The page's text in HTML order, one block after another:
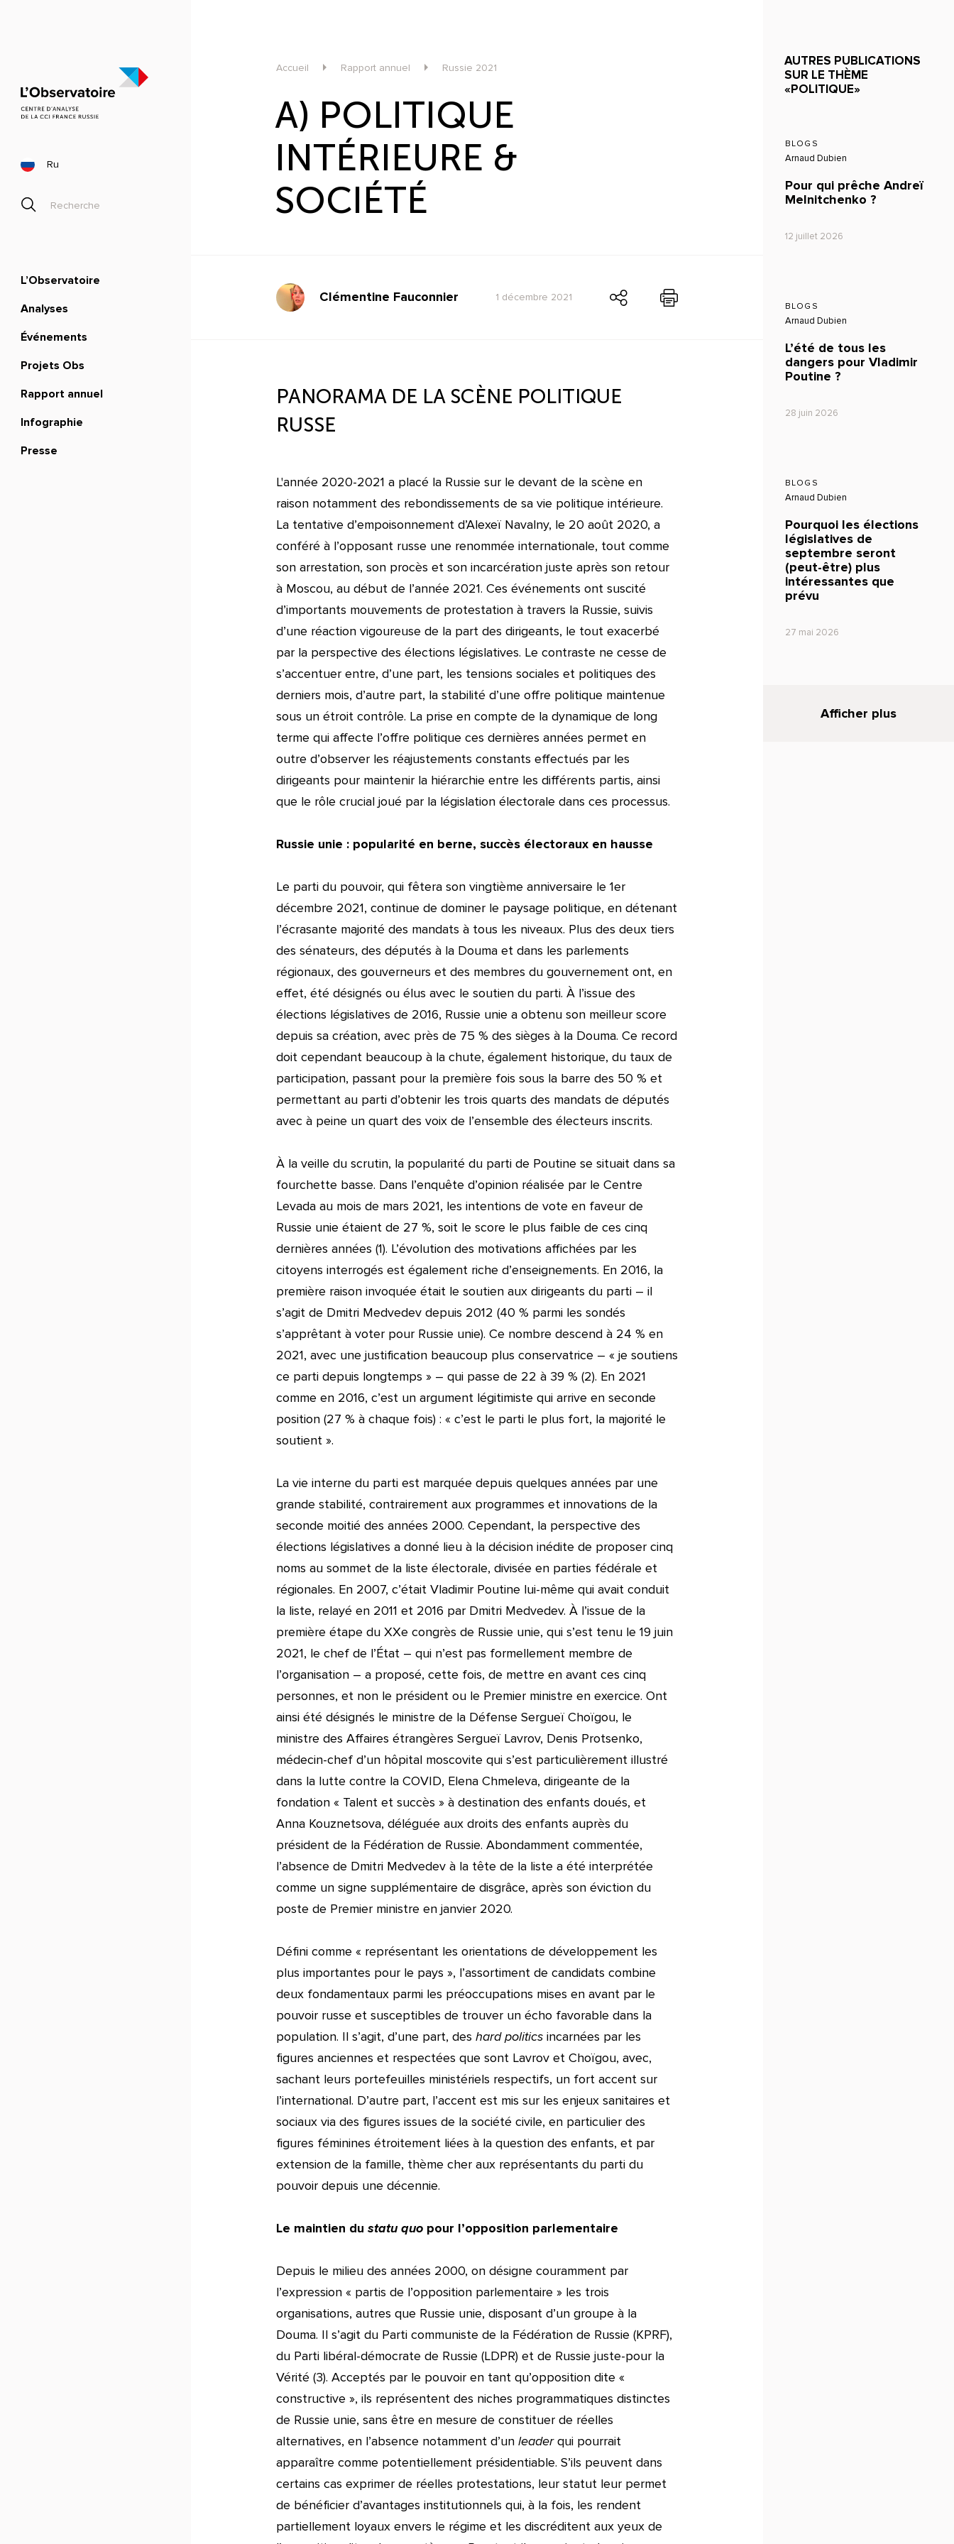
Ru
L’Observatoire
Analyses
Événements
Projets Obs
Rapport annuel
Infographie
Presse
Accueil Rapport annuel Russie 2021
A) POLITIQUE
INTÉRIEURE &
SOCIÉTÉ
Clémentine Fauconnier 1 décembre 2021
PANORAMA DE LA SCÈNE POLITIQUE
RUSSE
L'année 2020-2021 a placé la Russie sur le devant de la scène en
raison notamment des rebondissements de sa vie politique intérieure.
La tentative d’empoisonnement d’Alexeï Navalny, le 20 août 2020, a
conféré à l’opposant russe une renommée internationale, tout comme
son arrestation, son procès et son incarcération juste après son retour
à Moscou, au début de l’année 2021. Ces événements ont suscité
d’importants mouvements de protestation à travers la Russie, suivis
d’une réaction vigoureuse de la part des dirigeants, le tout exacerbé
par la perspective des élections législatives. Le contraste ne cesse de
s’accentuer entre, d’une part, les tensions sociales et politiques des
derniers mois, d’autre part, la stabilité d’une offre politique maintenue
sous un étroit contrôle. La prise en compte de la dynamique de long
terme qui affecte l’offre politique ces dernières années permet en
outre d’observer les réajustements constants effectués par les
dirigeants pour maintenir la hiérarchie entre les différents partis, ainsi
que le rôle crucial joué par la législation électorale dans ces processus.
Russie unie : popularité en berne, succès électoraux en hausse
Le parti du pouvoir, qui fêtera son vingtième anniversaire le 1er
décembre 2021, continue de dominer le paysage politique, en détenant
l’écrasante majorité des mandats à tous les niveaux. Plus des deux tiers
des sénateurs, des députés à la Douma et dans les parlements
régionaux, des gouverneurs et des membres du gouvernement ont, en
effet, été désignés ou élus avec le soutien du parti. À l’issue des
élections législatives de 2016, Russie unie a obtenu son meilleur score
depuis sa création, avec près de 75 % des sièges à la Douma. Ce record
doit cependant beaucoup à la chute, également historique, du taux de
participation, passant pour la première fois sous la barre des 50 % et
permettant au parti d’obtenir les trois quarts des mandats de députés
avec à peine un quart des voix de l’ensemble des électeurs inscrits.
À la veille du scrutin, la popularité du parti de Poutine se situait dans sa
fourchette basse. Dans l’enquête d’opinion réalisée par le Centre
Levada au mois de mars 2021, les intentions de vote en faveur de
Russie unie étaient de 27 %, soit le score le plus faible de ces cinq
dernières années (1). L’évolution des motivations affichées par les
citoyens interrogés est également riche d’enseignements. En 2016, la
première raison invoquée était le soutien aux dirigeants du parti – il
s’agit de Dmitri Medvedev depuis 2012 (40 % parmi les sondés
s’apprêtant à voter pour Russie unie). Ce nombre descend à 24 % en
2021, avec une justification beaucoup plus conservatrice – « je soutiens
ce parti depuis longtemps » – qui passe de 22 à 39 % (2). En 2021
comme en 2016, c’est un argument légitimiste qui arrive en seconde
position (27 % à chaque fois) : « c’est le parti le plus fort, la majorité le
soutient ».
La vie interne du parti est marquée depuis quelques années par une
grande stabilité, contrairement aux programmes et innovations de la
seconde moitié des années 2000. Cependant, la perspective des
élections législatives a donné lieu à la décision inédite de proposer cinq
noms au sommet de la liste électorale, divisée en parties fédérale et
régionales. En 2007, c’était Vladimir Poutine lui-même qui avait conduit
la liste, relayé en 2011 et 2016 par Dmitri Medvedev. À l’issue de la
première étape du XXe congrès de Russie unie, qui s’est tenu le 19 juin
2021, le chef de l’État – qui n’est pas formellement membre de
l’organisation – a proposé, cette fois, de mettre en avant ces cinq
personnes, et non le président ou le Premier ministre en exercice. Ont
ainsi été désignés le ministre de la Défense Sergueï Choïgou, le
ministre des Affaires étrangères Sergueï Lavrov, Denis Protsenko,
médecin-chef d’un hôpital moscovite qui s’est particulièrement illustré
dans la lutte contre la COVID, Elena Chmeleva, dirigeante de la
fondation « Talent et succès » à destination des enfants doués, et
Anna Kouznetsova, déléguée aux droits des enfants auprès du
président de la Fédération de Russie. Abondamment commentée,
l’absence de Dmitri Medvedev à la tête de la liste a été interprétée
comme un signe supplémentaire de disgrâce, après son éviction du
poste de Premier ministre en janvier 2020.
Défini comme « représentant les orientations de développement les
plus importantes pour le pays », l’assortiment de candidats combine
deux fondamentaux parmi les préoccupations mises en avant par le
pouvoir russe et susceptibles de trouver un écho favorable dans la
population. Il s’agit, d’une part, des hard politicsincarnées par les
figures anciennes et respectées que sont Lavrov et Choïgou, avec,
sachant leurs portefeuilles ministériels respectifs, un fort accent sur
l’international. D’autre part, l’accent est mis sur les enjeux sanitaires et
sociaux via des figures issues de la société civile, en particulier des
figures féminines étroitement liées à la question des enfants, et par
extension de la famille, thème cher aux représentants du parti du
pouvoir depuis une décennie.
Le maintien du statu quopour l’opposition parlementaire
Depuis le milieu des années 2000, on désigne couramment par
l’expression « partis de l’opposition parlementaire » les trois
organisations, autres que Russie unie, disposant d’un groupe à la
Douma. Il s’agit du Parti communiste de la Fédération de Russie (KPRF),
du Parti libéral-démocrate de Russie (LDPR) et de Russie juste-pour la
Vérité (3). Acceptés par le pouvoir en tant qu’opposition dite «
constructive », ils représentent des niches programmatiques distinctes
de Russie unie, sans être en mesure de constituer de réelles
alternatives, en l’absence notamment d’un leaderqui pourrait
apparaître comme potentiellement présidentiable. S’ils peuvent dans
certains cas exprimer de réelles protestations, leur statut leur permet
de bénéficier d’avantages institutionnels qui, à la fois, les rendent
partiellement loyaux envers le régime et les discréditent aux yeux de
AUTRES PUBLICATIONS
SUR LE THÈME
«POLITIQUE»
BLOGS
Arnaud Dubien
Pour qui prêche Andreï
Melnitchenko ?
12 juillet 2026
BLOGS
Arnaud Dubien
L’été de tous les
dangers pour Vladimir
Poutine ?
28 juin 2026
BLOGS
Arnaud Dubien
Pourquoi les élections
législatives de
septembre seront
(peut-être) plus
intéressantes que
prévu
27 mai 2026
Afficher plus